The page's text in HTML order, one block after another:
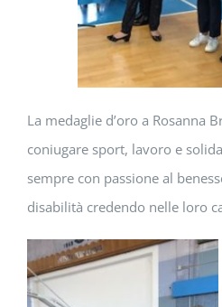
La medaglie d’oro a Rosanna
coniugare sport, lavoro e
sempre con passione al
disabilità credendo nelle loro